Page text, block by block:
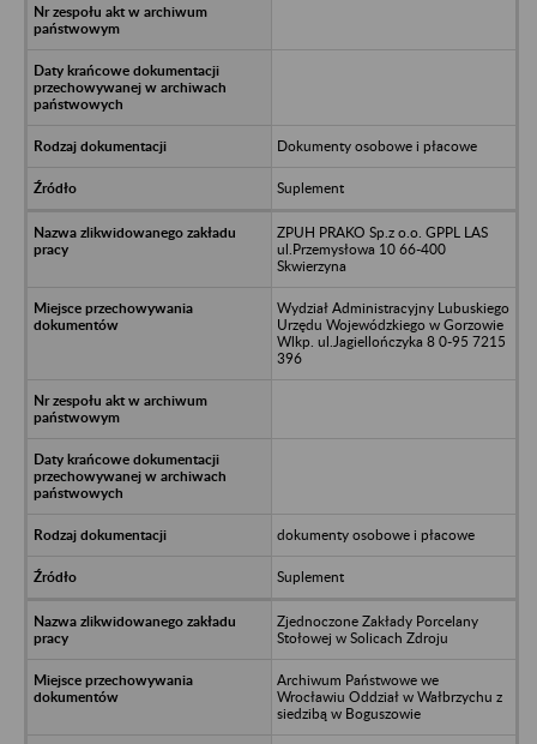
Dokumenty osobowe i płacowe
Suplement
ZPUH PRAKO Sp.z o.o. GPPL LAS
ul.Przemysłowa 10 66-400
Skwierzyna
Wydział Administracyjny Lubuskiego
Urzędu Wojewódzkiego w Gorzowie
Wlkp. ul.Jagiellończyka 8 0-95 7215
396
dokumenty osobowe i płacowe
Suplement
Zjednoczone Zakłady Porcelany
Stołowej w Solicach Zdroju
Archiwum Państwowe we
Wrocławiu Oddział w Wałbrzychu z
siedzibą w Boguszowie